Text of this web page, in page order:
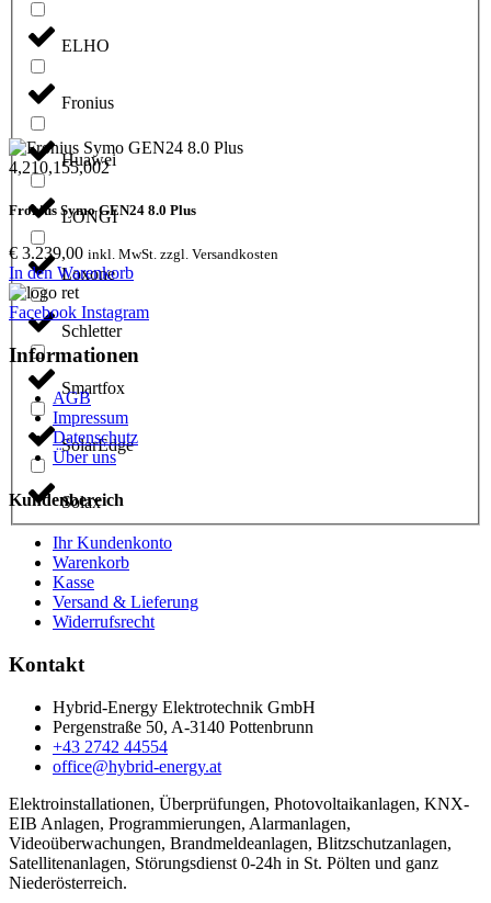
ELHO
Fronius
Huawei
LONGI
Loxone
Schletter
Smartfox
SolarEdge
Solax
4,210,155,002
Fronius Symo GEN24 8.0 Plus
€ 3.239,00 inkl. MwSt. zzgl. Versandkosten
In den WarenkorbIn den Warenkorb: Fronius Symo GEN24 8.0 Plus
Facebook Instagram
Informationen
AGB
Impressum
Datenschutz
Über uns
Kundenbereich
Ihr Kundenkonto
Warenkorb
Kasse
Versand & Lieferung
Widerrufsrecht
Kontakt
Hybrid-Energy Elektrotechnik GmbH
Pergenstraße 50, A-3140 Pottenbrunn
+43 2742 44554
office@hybrid-energy.at
Elektroinstallationen, Überprüfungen, Photovoltaikanlagen, KNX-
EIB Anlagen, Programmierungen, Alarmanlagen,
Videoüberwachungen, Brandmeldeanlagen, Blitzschutzanlagen,
Satellitenanlagen, Störungsdienst 0-24h in St. Pölten und ganz
Niederösterreich.